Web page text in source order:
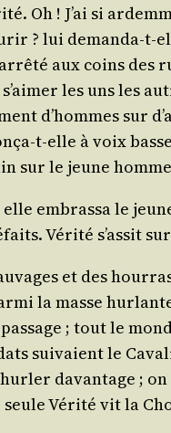
Oh ! J’ai si
? lui deman­da-t-
arrê­té aux coins
les uns les
d’hommes sur
t-elle à voix
sur le jeune
embras­sa le
Véri­té s’as­sit
et des
la masse
; tout le
sui­vaient le
davan­tage ;
Véri­té vit la